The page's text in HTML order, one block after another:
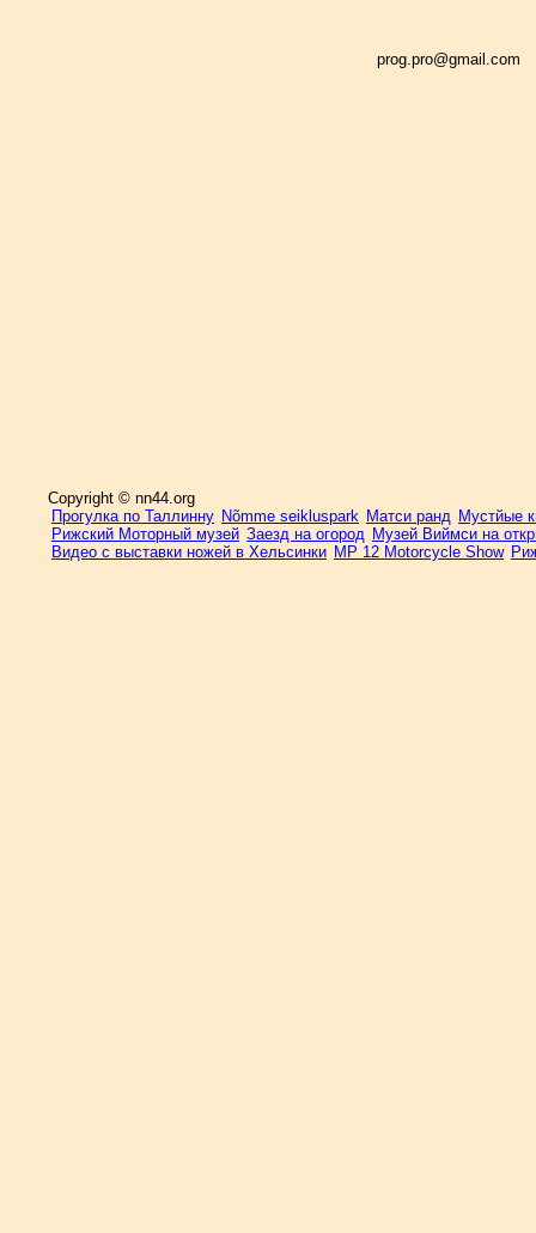
prog.pro@gmail.com
Copyright © nn44.org
Прогулка по Таллинну Nõmme seikluspark Матси ранд Мустйые
Рижский Моторный музей Заезд на огород Музей Виймси на
Видео с выставки ножей в Хельсинки MP 12 Motorcycle Show